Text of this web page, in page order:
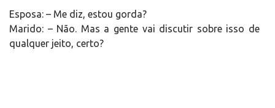
Esposa: – Me diz, estou gorda?
Marido: – Não. Mas a gente vai discutir sobre isso de
qualquer jeito, certo?